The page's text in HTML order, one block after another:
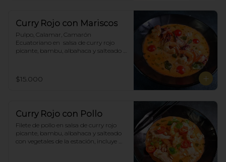
Curry Rojo con Mariscos
Pulpo, Calamar, Camarón
Ecuatoriano en  salsa de curry rojo
picante, bambu, albahaca y salteado
$15.000
Curry Rojo con Pollo
Filete de pollo en salsa de curry rojo
picante, bambu, albahaca y salteado
con vegetales de la estación, incluye